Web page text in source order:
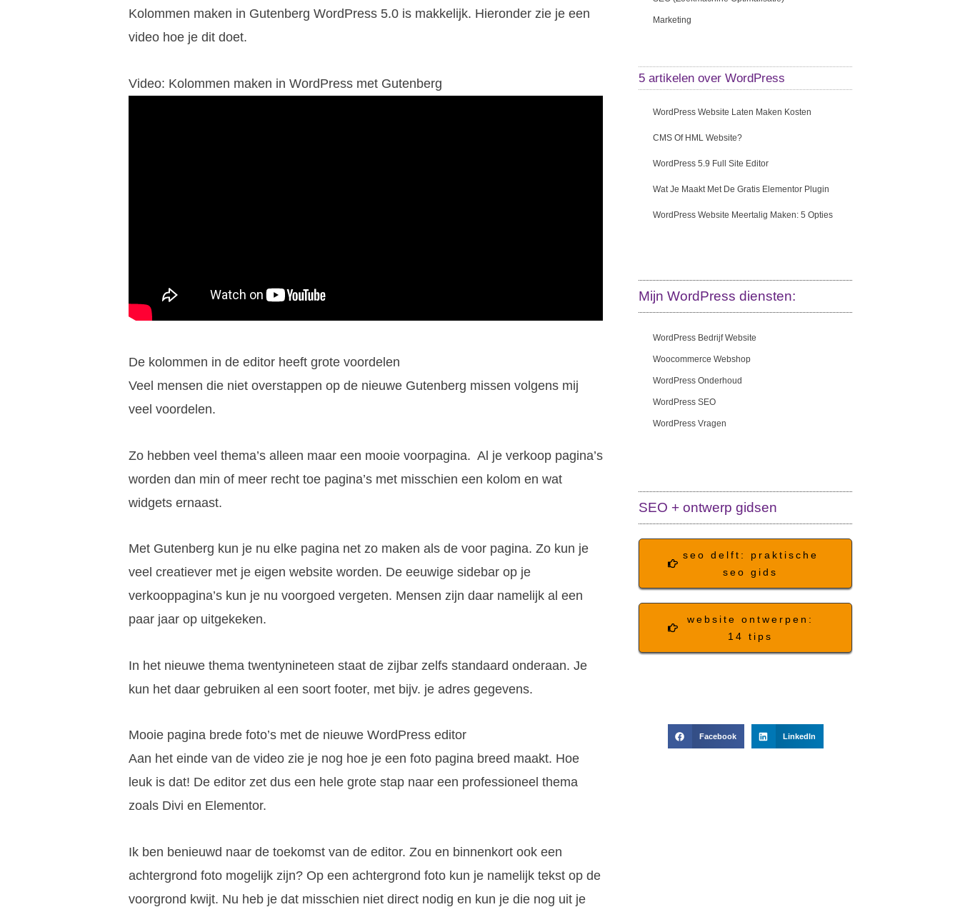
Kolommen maken in Gutenberg WordPress 5.0 is makkelijk. Hieronder zie je een
video hoe je dit doet.
Video: Kolommen maken in WordPress met Gutenberg
De kolommen in de editor heeft grote voordelen
Veel mensen die niet overstappen op de nieuwe Gutenberg missen volgens mij
veel voordelen.
Zo hebben veel thema’s alleen maar een mooie voorpagina. Al je verkoop pagina’s
worden dan min of meer recht toe pagina’s met misschien een kolom en wat
widgets ernaast.
Met Gutenberg kun je nu elke pagina net zo maken als de voor pagina. Zo kun je
veel creatiever met je eigen website worden. De eeuwige sidebar op je
verkooppagina’s kun je nu voorgoed vergeten. Mensen zijn daar namelijk al een
paar jaar op uitgekeken.
In het nieuwe thema twentynineteen staat de zijbar zelfs standaard onderaan. Je
kun het daar gebruiken al een soort footer, met bijv. je adres gegevens.
Mooie pagina brede foto’s met de nieuwe WordPress editor
Aan het einde van de video zie je nog hoe je een foto pagina breed maakt. Hoe
leuk is dat! De editor zet dus een hele grote stap naar een professioneel thema
zoals Divi en Elementor.
Ik ben benieuwd naar de toekomst van de editor. Zou en binnenkort ook een
achtergrond foto mogelijk zijn? Op een achtergrond foto kun je namelijk tekst op de
voorgrond kwijt. Nu heb je dat misschien niet direct nodig en kun je die nog uit je
Marketing
5 artikelen over WordPress
WordPress Website Laten Maken Kosten
CMS Of HML Website?
WordPress 5.9 Full Site Editor
Wat Je Maakt Met De Gratis Elementor Plugin
WordPress Website Meertalig Maken: 5 Opties
Mijn WordPress diensten:
WordPress Bedrijf Website
Woocommerce Webshop
WordPress Onderhoud
WordPress SEO
WordPress Vragen
SEO + ontwerp gidsen
seo delft: praktische
seo gids
website ontwerpen:
14 tips
Facebook LinkedIn